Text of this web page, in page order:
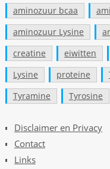
aminozuur bcaa
aminozuur Lysine
creatine
eiwitten
Lysine
proteine
Tyramine
Tyrosine
Disclaimer en Privacy
Contact
Links